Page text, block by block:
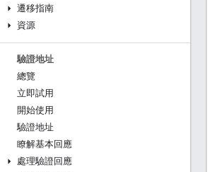
遷移指南
資源
驗證地址
總覽
立即試用
開始使用
驗證地址
瞭解基本回應
處理驗證回應